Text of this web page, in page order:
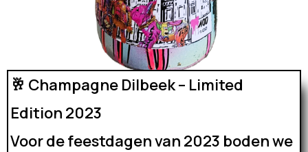
🥂 Champagne Dilbeek – Limited
Edition 2023
Voor de feestdagen van 2023 boden we